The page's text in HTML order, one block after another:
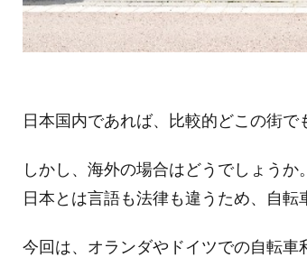
日本国内であれば、比較的どこの街で
しかし、海外の場合はどうでしょうか。
日本とは言語も法律も違うため、自転
今回は、オランダやドイツでの自転車